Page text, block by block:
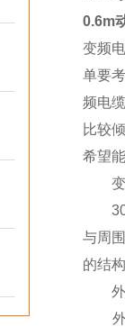
0.6m
变频
单要
频电
比较
希望
变频
与周
的结
外部
外部